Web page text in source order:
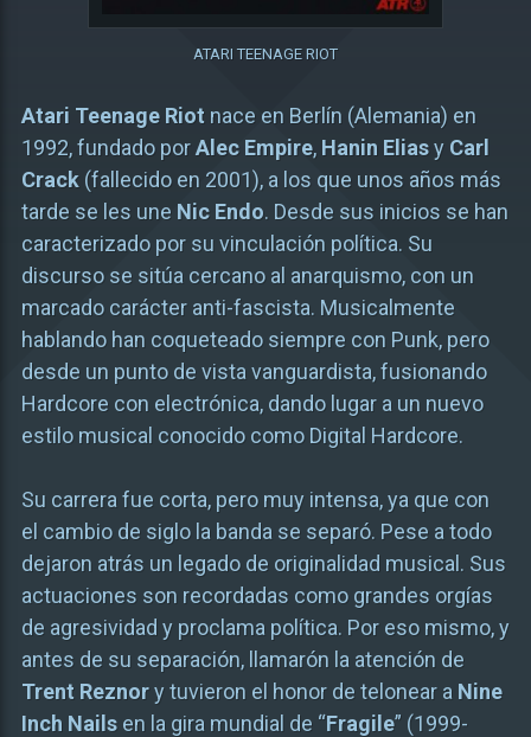
ATARI TEENAGE RIOT
Atari Teenage Riotnace en Berlín (Alemania) en
1992, fundado porAlec Empire, Hanin Eliasy Carl
Crack(fallecido en 2001), a los que unos años más
tarde se les une Nic Endo. Desde sus inicios se han
caracterizado por su vinculación política. Su
discurso se sitúa cercano al anarquismo, con un
marcado carácter anti-fascista. Musicalmente
hablando han coqueteado siempre con Punk, pero
desde un punto de vista vanguardista, fusionando
Hardcore con electrónica, dando lugar a un nuevo
estilo musical conocido como Digital Hardcore.
Su carrera fue corta, pero muy intensa, ya que con
el cambio de siglo la banda se separó. Pese a todo
dejaron atrás un legado de originalidad musical. Sus
actuaciones son recordadas como grandes orgías
de agresividad y proclama política. Por eso mismo, y
antes de su separación, llamarón la atención de
Trent Reznory tuvieron el honor de telonear a Nine
Inch Nailsen la gira mundial de “Fragile” (1999-